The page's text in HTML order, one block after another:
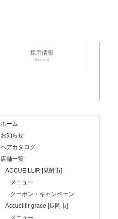
採用情報
Recruit
ホーム
お知らせ
ヘアカタログ
店舗一覧
ACCUEILLIR [見附市]
メニュー
クーポン・キャンペーン
Accueillir grace [長岡市]
メニュー